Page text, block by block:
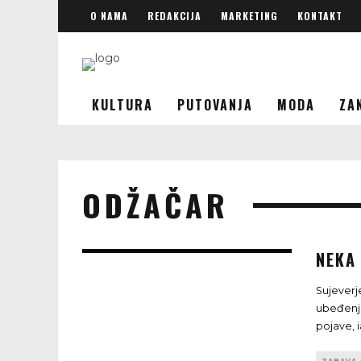
O NAMA REDAKCIJA MARKETING KONTAKT
KULTURA PUTOVANJA MODA
ODŽAČAR
pojave,